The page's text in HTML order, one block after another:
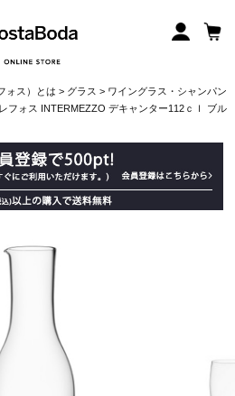
ォス）とは > グラス > ワイングラス・シャンパン
フォス INTERMEZZO デキャンター112ｃｌ ブル